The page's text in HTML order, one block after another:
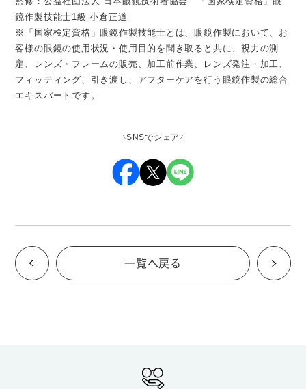
鏡作製技能士1級 小倉正道
※「国家検定資格」眼鏡作製技能士とは、眼鏡作製において、お
客様の眼鏡の使用状況・使用目的を聞き取ると共に、視力の測
定、レンズ・フレームの販売、加工前作業、レンズ発注・加工、
フィッティング、引き渡し、アフターケアを行う眼鏡作製の総合
エキスパートです。
SNSでシェア
一覧へ戻る